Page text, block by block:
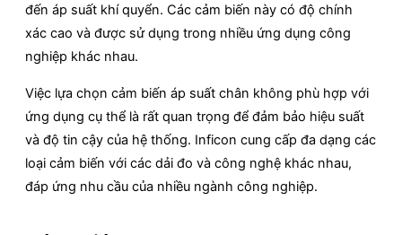
đến áp suất khí quyển. Các cảm biến này có độ chính
xác cao và được sử dụng trong nhiều ứng dụng công
nghiệp khác nhau.
Việc lựa chọn cảm biến áp suất chân không phù hợp với
ứng dụng cụ thể là rất quan trọng để đảm bảo hiệu suất
và độ tin cậy của hệ thống. Inficon cung cấp đa dạng các
loại cảm biến với các dải đo và công nghệ khác nhau,
đáp ứng nhu cầu của nhiều ngành công nghiệp.